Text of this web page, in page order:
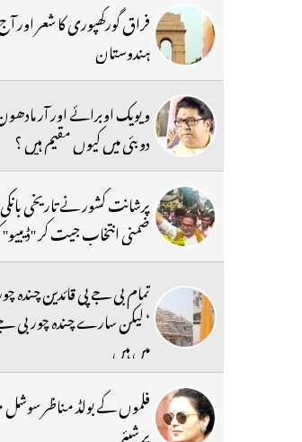
فراق گورکھپوری کا شعر اور
ہندوستان
ویویک اوبرائے اور آر
دوبئی میں کیوں مقیم ہیں ؟
پرشانت کشور نے تاریخی
ضمنی انتخاب جیت کر
تمام بی جے پی قائدین چندہ
‘ لیکن سارے چندہ چور بی
میں ہیں
فلموں کے بولڈ مناظر سوشل
پر شیئر